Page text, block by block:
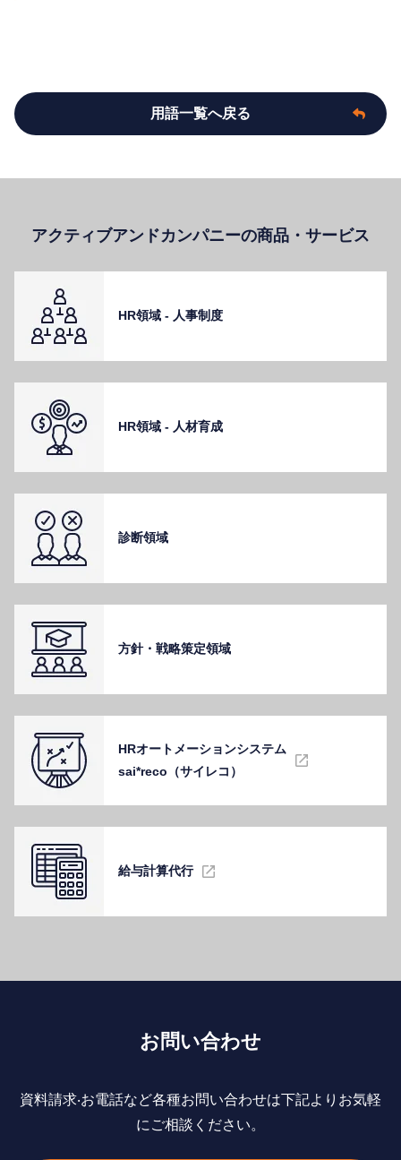
用語一覧へ戻る
アクティブアンドカンパニーの商品・サービス
HR領域 - ⼈事制度
HR領域 - ⼈材育成
診断領域
⽅針・戦略策定領域
HRオートメーションシステム
sai*reco（サイレコ）
給与計算代⾏
お問い合わせ
資料請求‧お電話など各種お問い合わせは下記よりお気軽
にご相談ください。